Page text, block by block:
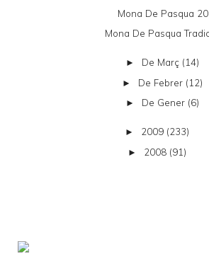
Mona De Pasqua
Mona De Pasqua
► De Març (14)
► De Febrer (12)
► De Gener (6)
► 2009 (233)
► 2008 (91)